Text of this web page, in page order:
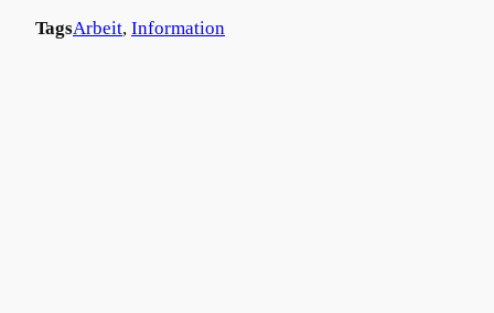
TagsArbeit, Information